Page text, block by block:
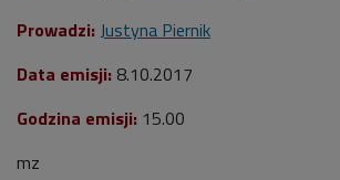
Prowadzi: Justyna Piernik
Data emisji: 8.10.2017
Godzina emisji: 15.00
mz